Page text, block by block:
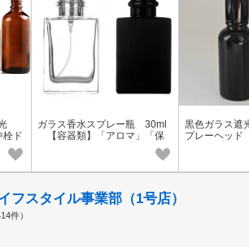
ド
ガラス香水スプレー瓶 30ml
【容器類】「アロマ」「保
黒色ガラス
プレーヘッ
フスタイル事業部（1号店）
件）